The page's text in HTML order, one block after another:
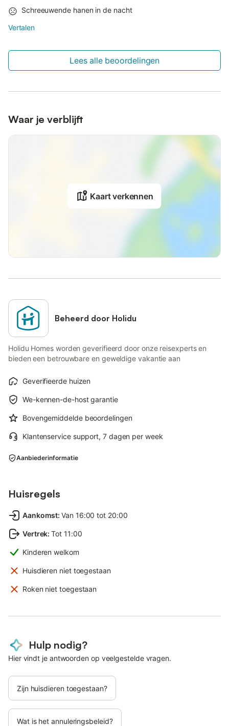
Schreeuwende hanen in de nacht
Vertalen
Lees alle beoordelingen
Waar je verblijft
Kaart verkennen
Beheerd door Holidu
Holidu Homes worden geverifieerd door onze reisexperts en
bieden een betrouwbare en geweldige vakantie aan
Geverifieerde huizen
We-kennen-de-host garantie
Bovengemiddelde beoordelingen
Klantenservice support, 7 dagen per week
Aanbiederinformatie
Huisregels
Aankomst: Van 16:00 tot 20:00
Vertrek: Tot 11:00
Kinderen welkom
Huisdieren niet toegestaan
Roken niet toegestaan
Hulp nodig?
Hier vindt je antwoorden op veelgestelde vragen.
Zijn huisdieren toegestaan?
Wat is het annuleringsbeleid?